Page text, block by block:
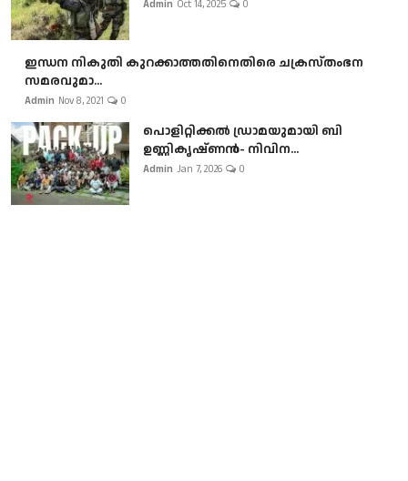
Admin Oct 14, 2025 0
ഇന്ധന നികുതി കുറക്കാത്തതിനെതിരെ ചക്രസ്തംഭന
സമരവുമാ...
Admin Nov 8, 2021 0
പൊളിറ്റിക്കല്‍ ഡ്രാമയുമായി ബി
ഉണ്ണികൃഷ്ണന്‍- നിവിന...
Admin Jan 7, 2026 0